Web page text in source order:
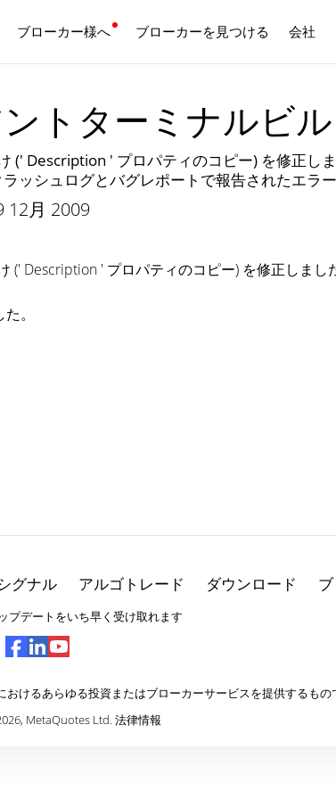
ブローカー様へ ブローカーを見つける 会社
日本語
トターミナルビ
(' Description ' プロパティのコピー) を修正し
ッシュログとバグレポートで報告されたエラー
12月 2009
Description ' プロパティのコピー) を修正しまし
。
グナル アルゴトレード ダウンロード
プデートをいち早く受け取れます
けるあらゆる投資またはブローカーサービスを提供するもの
MetaQuotes Ltd. 法律情報